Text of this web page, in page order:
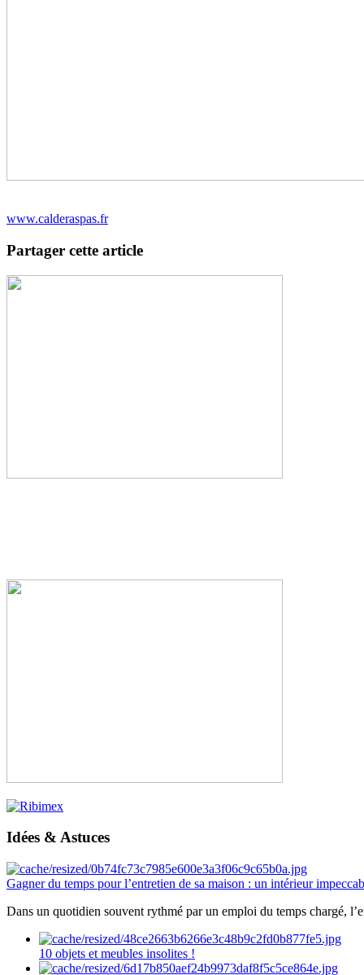
www.calderaspas.fr
Partager cette article
Idées & Astuces
Gagner du temps pour l’entretien de sa maison : un intérieur
Dans un quotidien souvent rythmé par un emploi du temps chargé,
10 objets et meubles insolites !